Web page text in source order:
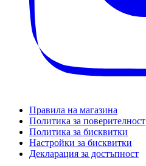
Правила на магазина
Политика за поверителност
Политика за бисквитки
Настройки за бисквитки
Декларация за достъпност